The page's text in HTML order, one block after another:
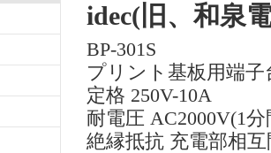
idec(旧、和泉
BP-301S
プリント基板用端子
定格 250V-10A
耐電圧 AC2000V(1分
絶縁抵抗 充電部相